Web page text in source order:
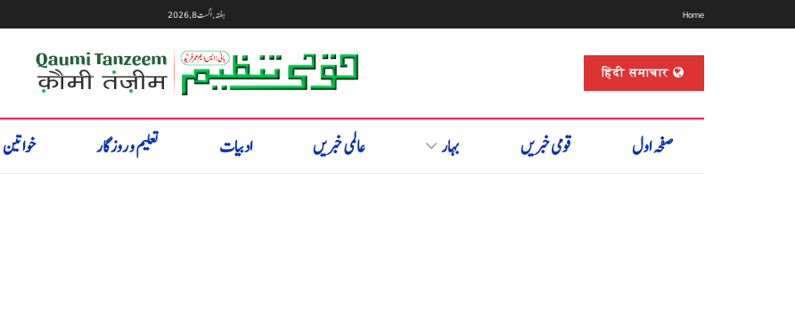
Home ہفتہ, اگست 8, 2026
हिंदी समाचार
صفحہ اول قومی خبریں بہار عالمی خبریں ادبیات تعلیم و روزگار خواتین